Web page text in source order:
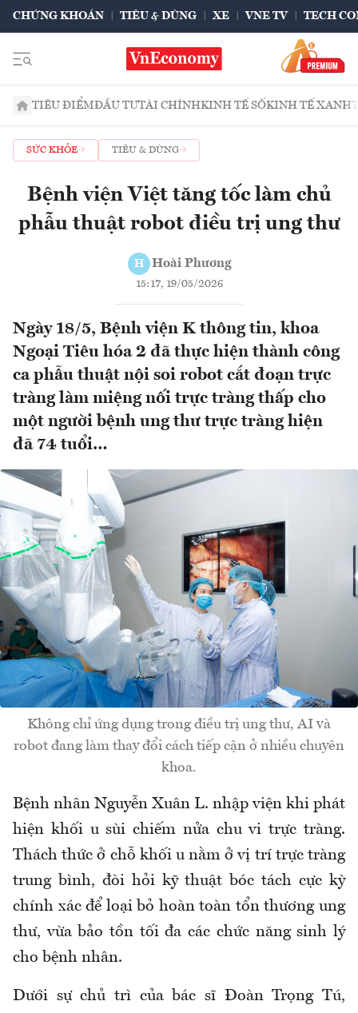
CHỨNG KHOÁN TIÊU & DÙNG XE VNE TV TECH
TIÊU ĐIỂMĐẦU TƯTÀI CHÍNHKINH TẾ SỐKINH TẾ XANH
SỨC KHỎE TIÊU & DÙNG
Bệnh viện Việt tăng tốc làm chủ
phẫu thuật robot điều trị ung thư
H Hoài Phương
15:17, 19/05/2026
Ngày 18/5, Bệnh viện K thông tin, khoa
Ngoại Tiêu hóa 2 đã thực hiện thành công
ca phẫu thuật nội soi robot cắt đoạn trực
tràng làm miệng nối trực tràng thấp cho
một người bệnh ung thư trực tràng hiện
đã 74 tuổi…
Không chỉ ứng dụng trong điều trị ung thư, AI và
robot đang làm thay đổi cách tiếp cận ở nhiều chuyên
khoa.
Bệnh nhân Nguyễn Xuân L. nhập viện khi phát
hiện khối u sùi chiếm nửa chu vi trực tràng.
Thách thức ở chỗ khối u nằm ở vị trí trực tràng
trung bình, đòi hỏi kỹ thuật bóc tách cực kỳ
chính xác để loại bỏ hoàn toàn tổn thương ung
thư, vừa bảo tồn tối đa các chức năng sinh lý
cho bệnh nhân.
Dưới sự chủ trì của bác sĩ Đoàn Trọng Tú,